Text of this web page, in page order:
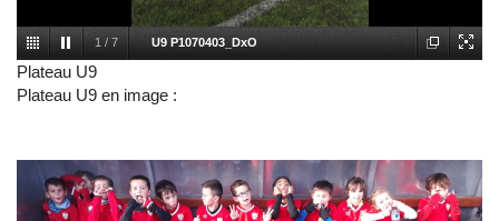
1 / 7 U9 P1070403_DxO
Plateau U9
Plateau U9 en image :